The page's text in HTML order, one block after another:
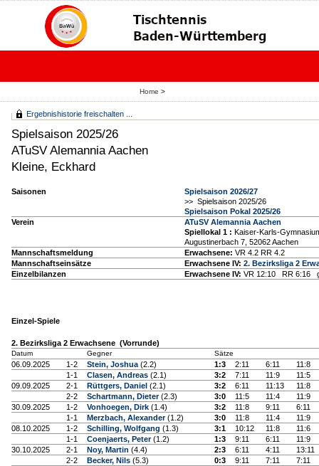
Home >
Ergebnishistorie freischalten ...
Spielsaison 2025/26
ATuSV Alemannia Aachen
Kleine, Eckhard
Saisonen
Spielsaison 2026/27
>> Spielsaison 2025/26
Spielsaison Pokal 2025/26
Verein
ATuSV Alemannia Aachen
Spiellokal 1 : Kaiser-Karls-
Augustinerbach 7, 52062 Aachen
Mannschaftsmeldung
Erwachsene: VR 4.2 RR 4.2
Mannschaftseinsätze
Erwachsene IV: 2. Bezirksliga 2
Einzelbilanzen
Erwachsene IV: VR 12:10 RR 6:16
Einzel-Spiele
2. Bezirksliga 2 Erwachsene (Vorrunde)
Datum Gegner Sätze
06.09.2025 1-2 Stein, Joshua (2.2) 1:3 2:11 6:11
11:8
1-1
Clasen, Andreas (2.1) 3:2 7:11 11:9
11:5
09.09.2025
2-1 Rüttgers, Daniel (2.1) 3:2 6:11 11:13
11:8
2-2
Schartmann, Dieter(2.3) 3:0 11:5 11:4
11:9
30.09.2025
1-2 Vonhoegen, Dirk (1.4) 3:2 11:8 9:11
6:11
1-1
Merzbach, Alexander(1.2) 3:0 11:8 11:4
11:9
08.10.2025
1-2 Schilling, Wolfgang (1.3) 3:1 10:12 11:8
11:6
1-1
Coenjaerts, Peter(1.2) 1:3 9:11 6:11
11:9
30.10.2025
2-1 Noy, Martin (4.4) 2:3 6:11 4:11
13:11
2-2
Becker, Nils (5.3) 0:3 9:11 7:11
7:11